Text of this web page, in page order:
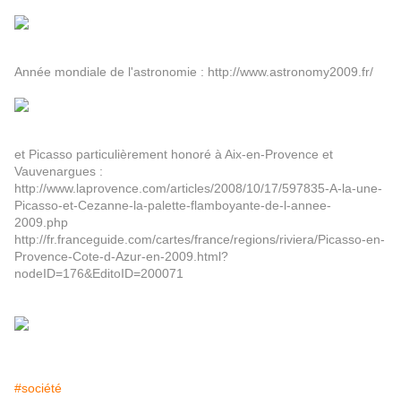
Année mondiale de l'astronomie : http://www.astronomy2009.fr/
et Picasso particulièrement honoré à Aix-en-Provence et
Vauvenargues :
http://www.laprovence.com/articles/2008/10/17/597835-A-la-une-
Picasso-et-Cezanne-la-palette-flamboyante-de-l-annee-
2009.php
http://fr.franceguide.com/cartes/france/regions/riviera/Picasso-en-
Provence-Cote-d-Azur-en-2009.html?
nodeID=176&EditoID=200071
#société